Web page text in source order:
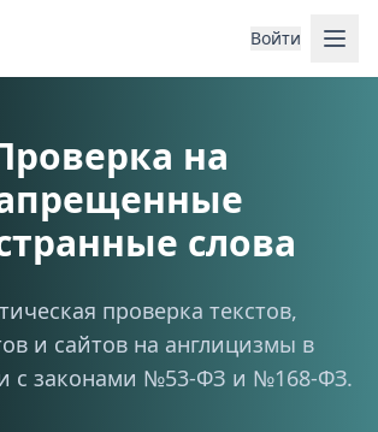
Войти
на
слова
проверка текстов,
и сайтов на англицизмы в
с законами №53-ФЗ и №168-ФЗ.